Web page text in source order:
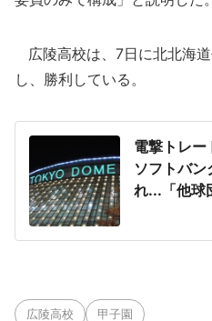
広陵高校は、7日に北北海
し、勝利している。
電撃トレー
ソフトバ
れ...「他球
広陵高校 甲子園